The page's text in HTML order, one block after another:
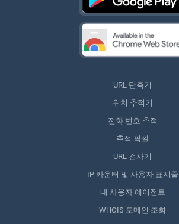
URL 단축기
위치 추적기
전화 번호 추적
추적 픽셀
URL 검사기
IP 카운터 및 사용자 표시줄
내 사용자 에이전트
WHOIS 도메인 조회